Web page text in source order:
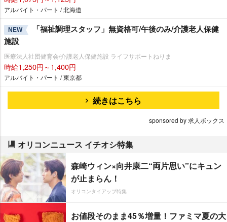
アルバイト・パート / 北海道
NEW
「福祉調理スタッフ」無資格可/午後のみ/介護老人保健
施設
医療法人社団健育会/介護老人保健施設 ライフサポートねりま
時給1,250円～1,400円
アルバイト・パート / 東京都
続きはこちら
sponsored by 求人ボックス
オリコンニュース イチオシ特集
森崎ウィン×向井康二“両片思い”にキュン
が止まらん！
オリコンタイアップ特集
お値段そのまま45％増量！ファミマ夏の大